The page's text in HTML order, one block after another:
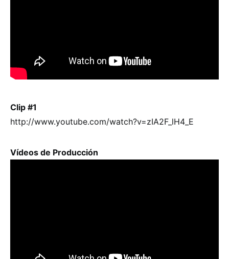
Clip #1
http://www.youtube.com/watch?v=zIA2F_lH4_E
Vídeos de Producción